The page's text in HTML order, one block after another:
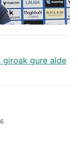
giroak gure alde